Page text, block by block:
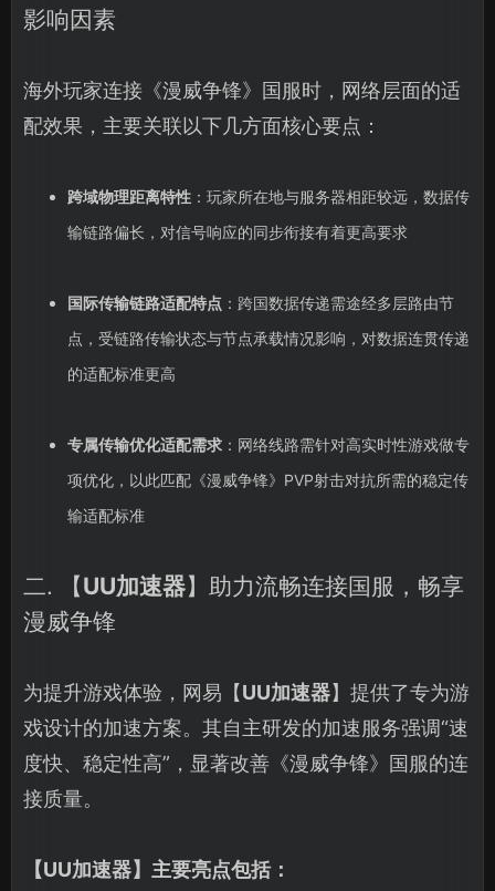
影响因素
海外玩家连接《漫威争锋》国服时，网络层面的适
配效果，主要关联以下几方面核心要点：
跨域物理距离特性：玩家所在地与服务器相距较远，数据传
输链路偏长，对信号响应的同步衔接有着更高要求
国际传输链路适配特点：跨国数据传递需途经多层路由节
点，受链路传输状态与节点承载情况影响，对数据连贯传递
的适配标准更高
专属传输优化适配需求：网络线路需针对高实时性游戏做专
项优化，以此匹配《漫威争锋》PVP射击对抗所需的稳定传
输适配标准
二. 【UU加速器】助力流畅连接国服，畅享
漫威争锋
为提升游戏体验，网易【UU加速器】提供了专为游
戏设计的加速方案。其自主研发的加速服务强调“速
度快、稳定性高”，显著改善《漫威争锋》国服的连
接质量。
【UU加速器】主要亮点包括：